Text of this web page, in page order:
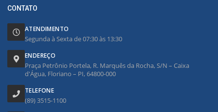
CONTATO
ATENDIMENTO
Segunda à Sexta de 07:30 às 13:30
ENDEREÇO
Praça Petrônio Portela, R. Marquês da Rocha, S/N – Caixa
d'Água, Floriano – PI, 64800-000
TELEFONE
(89) 3515-1100